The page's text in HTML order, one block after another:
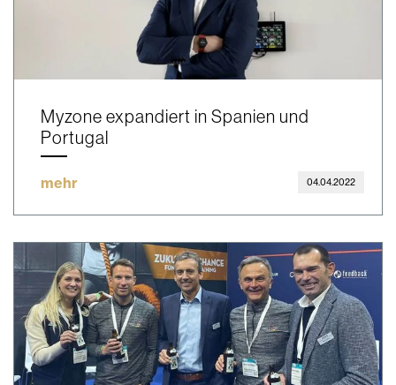
Myzone expandiert in Spanien und
Portugal
mehr 04.04.2022